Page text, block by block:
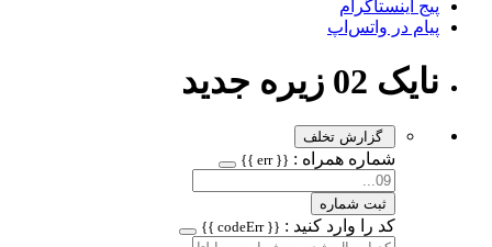
پیج اینستاگرام
پیام در واتس‌اپ
نایک 02 زیره جدید
گزارش تخلف
شماره همراه : {{ err }}
ثبت شماره
کد را وارد کنید : {{ codeErr }}